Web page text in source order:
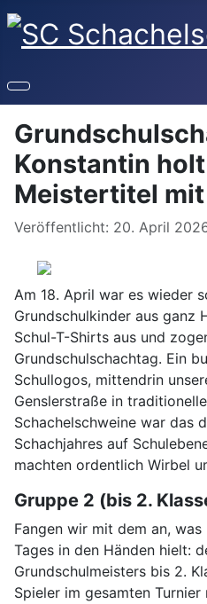
Konstantin
Meistertitel
Details
Veröffentlicht: 20. April
Am 18. April war es wieder
Grundschulkinder aus ganz
Schul-T-Shirts aus und
Grundschulschachtag. Ein
Schullogos, mittendrin
Genslerstraße in
Schachelschweine war das
Schachjahres auf
machten ordentlich Wirbel
Gruppe 2 (bis 2.
Fangen wir mit dem an,
Tages in den Händen hielt:
Grundschulmeisters bis 2.
Spieler im gesamten